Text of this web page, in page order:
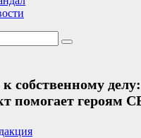
собственному делу:
помогает героям